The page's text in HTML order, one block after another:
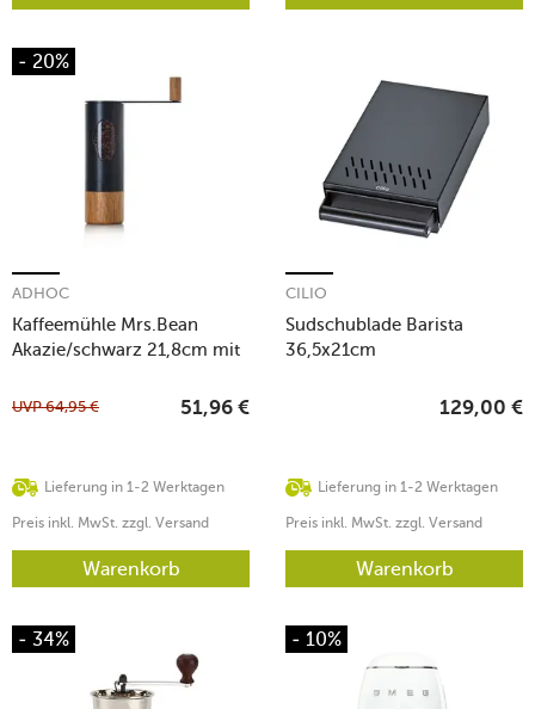
- 20%
Kaffeemühle Mrs.Bean
Akazie/schwarz 21,8cm mit
ADHOC
Lieferung in 1-2 Werktagen
UVP64,95 € 51,96 €
Preis inkl. MwSt. zzgl. Versand
Warenkorb
Sudschublade Barista
36,5x21cm
CILIO
Lieferung in 1-2 Werktagen
129,00 €
Preis inkl. MwSt. zzgl. Versand
Warenkorb
- 34% - 10%